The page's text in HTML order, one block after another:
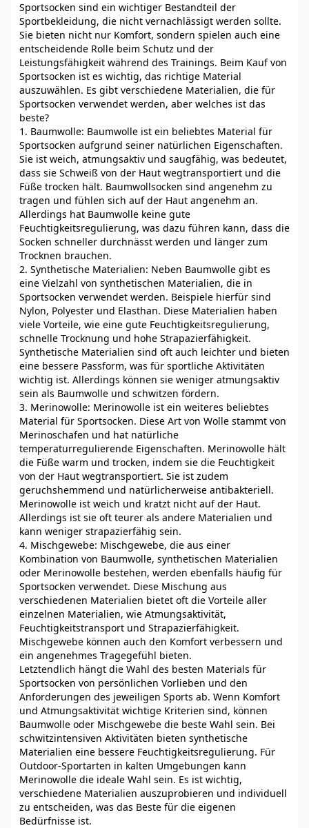
Sportsocken sind ein wichtiger Bestandteil der
Sportbekleidung, die nicht vernachlässigt werden sollte.
Sie bieten nicht nur Komfort, sondern spielen auch eine
entscheidende Rolle beim Schutz und der
Leistungsfähigkeit während des Trainings. Beim Kauf von
Sportsocken ist es wichtig, das richtige Material
auszuwählen. Es gibt verschiedene Materialien, die für
Sportsocken verwendet werden, aber welches ist das
beste?
1. Baumwolle: Baumwolle ist ein beliebtes Material für
Sportsocken aufgrund seiner natürlichen Eigenschaften.
Sie ist weich, atmungsaktiv und saugfähig, was bedeutet,
dass sie Schweiß von der Haut wegtransportiert und die
Füße trocken hält. Baumwollsocken sind angenehm zu
tragen und fühlen sich auf der Haut angenehm an.
Allerdings hat Baumwolle keine gute
Feuchtigkeitsregulierung, was dazu führen kann, dass die
Socken schneller durchnässt werden und länger zum
Trocknen brauchen.
2. Synthetische Materialien: Neben Baumwolle gibt es
eine Vielzahl von synthetischen Materialien, die in
Sportsocken verwendet werden. Beispiele hierfür sind
Nylon, Polyester und Elasthan. Diese Materialien haben
viele Vorteile, wie eine gute Feuchtigkeitsregulierung,
schnelle Trocknung und hohe Strapazierfähigkeit.
Synthetische Materialien sind oft auch leichter und bieten
eine bessere Passform, was für sportliche Aktivitäten
wichtig ist. Allerdings können sie weniger atmungsaktiv
sein als Baumwolle und schwitzen fördern.
3. Merinowolle: Merinowolle ist ein weiteres beliebtes
Material für Sportsocken. Diese Art von Wolle stammt von
Merinoschafen und hat natürliche
temperaturregulierende Eigenschaften. Merinowolle hält
die Füße warm und trocken, indem sie die Feuchtigkeit
von der Haut wegtransportiert. Sie ist zudem
geruchshemmend und natürlicherweise antibakteriell.
Merinowolle ist weich und kratzt nicht auf der Haut.
Allerdings ist sie oft teurer als andere Materialien und
kann weniger strapazierfähig sein.
4. Mischgewebe: Mischgewebe, die aus einer
Kombination von Baumwolle, synthetischen Materialien
oder Merinowolle bestehen, werden ebenfalls häufig für
Sportsocken verwendet. Diese Mischung aus
verschiedenen Materialien bietet oft die Vorteile aller
einzelnen Materialien, wie Atmungsaktivität,
Feuchtigkeitstransport und Strapazierfähigkeit.
Mischgewebe können auch den Komfort verbessern und
ein angenehmes Tragegefühl bieten.
Letztendlich hängt die Wahl des besten Materials für
Sportsocken von persönlichen Vorlieben und den
Anforderungen des jeweiligen Sports ab. Wenn Komfort
und Atmungsaktivität wichtige Kriterien sind, können
Baumwolle oder Mischgewebe die beste Wahl sein. Bei
schwitzintensiven Aktivitäten bieten synthetische
Materialien eine bessere Feuchtigkeitsregulierung. Für
Outdoor-Sportarten in kalten Umgebungen kann
Merinowolle die ideale Wahl sein. Es ist wichtig,
verschiedene Materialien auszuprobieren und individuell
zu entscheiden, was das Beste für die eigenen
Bedürfnisse ist.